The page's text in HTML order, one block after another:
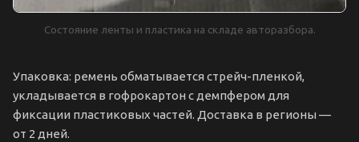
Состояние ленты и пластика на складе авторазбора.
Упаковка: ремень обматывается стрейч-пленкой,
укладывается в гофрокартон с демпфером для
фиксации пластиковых частей. Доставка в регионы —
от 2 дней.